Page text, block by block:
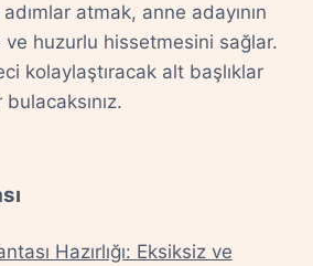
atmak, anne adayının
huzurlu hissetmesini sağlar.
kolaylaştıracak alt başlıklar
Hazırlığı: Eksiksiz ve